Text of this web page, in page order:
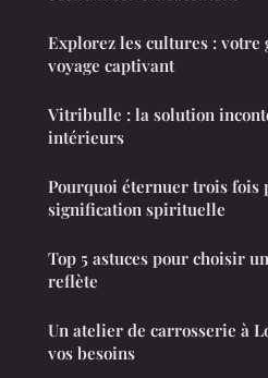
Explorez les cultures : votre
voyage captivant
Vitribulle : la solution
intérieurs
Pourquoi éternuer trois fois
signification spirituelle
Top 5 astuces pour choisir
reflète
Un atelier de carrosserie à
vos besoins